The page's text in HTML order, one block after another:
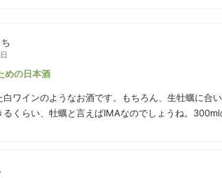
めの日本酒
白ワインのようなお酒です。もちろん、生牡蠣に合
るくらい、牡蠣と言えばIMAなのでしょうね。300ml